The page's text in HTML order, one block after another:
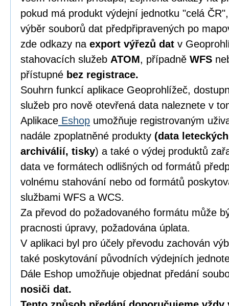
pokud má produkt výdejní jednotku "celá
výběr souborů dat předpřipravených po
zde odkazy na export výřezů dat v
stahovacích služeb ATOM, případně WFS
přístupné bez registrace.
Souhrn funkcí aplikace Geoprohlížeč,
služeb pro nově otevřená data naleznete v
Aplikace Eshop umožňuje registrovaným
nadále zpoplatněné produkty (data
archiválií, tisky) a také o výdej produktů
data ve formátech odlišných od formátů
volnému stahování nebo od formátů
službami WFS a WCS.
Za převod do požadovaného formátu může
pracnosti úpravy, požadována úplata.
V aplikaci byl pro účely převodu zachován
také poskytování původních výdejních
Dále Eshop umožňuje objednat předání
nosiči dat.